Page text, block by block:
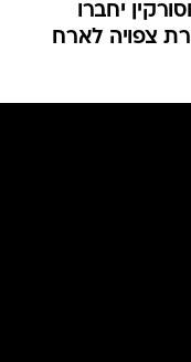
יחברו
צפויה לארח